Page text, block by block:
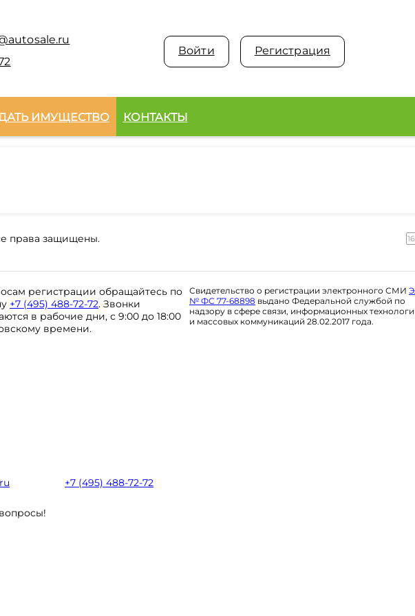
Войти Регистрация
ИМУЩЕСТВО КОНТАКТЫ
права защищены.
регистрации обращайтесь по
+7 (495) 488-72-72. Звонки
в рабочие дни, с 9:00 до 18:00
времени.
Свидетельство о регистрации электронного СМИ
№ ФС 77-68898 выдано Федеральной службой по
надзору в сфере связи, информационных
и массовых коммуникаций 28.02.2017 года.
+7 (495) 488-72-72